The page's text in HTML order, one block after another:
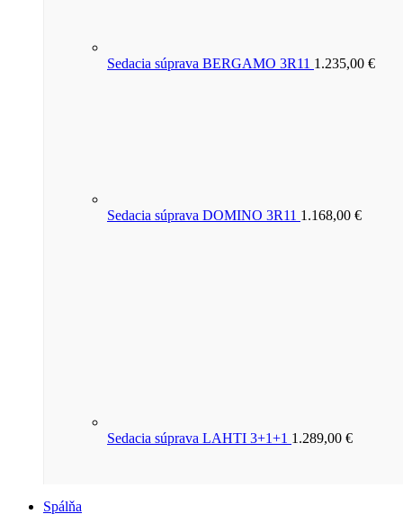
Sedacia súprava BERGAMO 3R11 1.235,00 €
Sedacia súprava DOMINO 3R11 1.168,00 €
Sedacia súprava LAHTI 3+1+1 1.289,00 €
Spálňa